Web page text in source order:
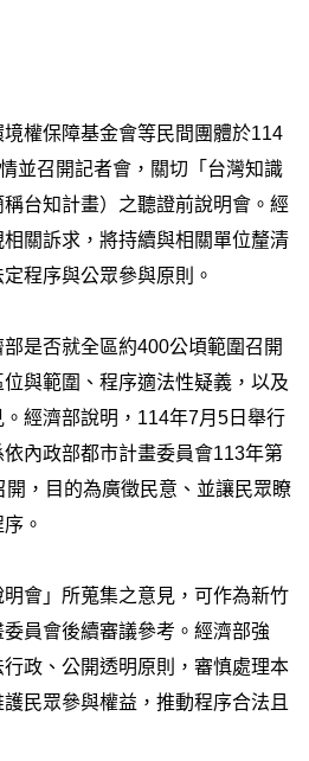
權保障基金會等民間團體於114
並召開記者會，關切「台灣知識
台知計畫）之聽證前說明會。經
關訴求，將持續與相關單位釐清
程序與公眾參與原則。
是否就全區約400公頃範圍召開
與範圍、程序適法性疑義，以及
經濟部說明，114年7月5日舉行
內政部都市計畫委員會113年第
，目的為廣徵民意、並讓民眾瞭
。
會」所蒐集之意見，可作為新竹
員會後續審議參考。經濟部強
政、公開透明原則，審慎處理本
民眾參與權益，推動程序合法且